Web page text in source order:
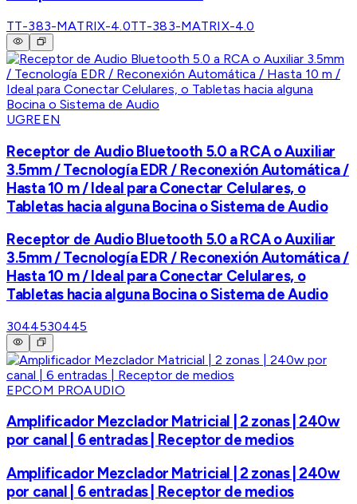
TT-383-MATRIX-4.0TT-383-MATRIX-4.0
UGREEN
Receptor de Audio Bluetooth 5.0 a RCA o Auxiliar
3.5mm / Tecnología EDR / Reconexión Automática /
Hasta 10 m / Ideal para Conectar Celulares, o
Tabletas hacia alguna Bocina o Sistema de Audio
Receptor de Audio Bluetooth 5.0 a RCA o Auxiliar
3.5mm / Tecnología EDR / Reconexión Automática /
Hasta 10 m / Ideal para Conectar Celulares, o
Tabletas hacia alguna Bocina o Sistema de Audio
3044530445
EPCOM PROAUDIO
Amplificador Mezclador Matricial | 2 zonas | 240w
por canal | 6 entradas | Receptor de medios
Amplificador Mezclador Matricial | 2 zonas | 240w
por canal | 6 entradas | Receptor de medios